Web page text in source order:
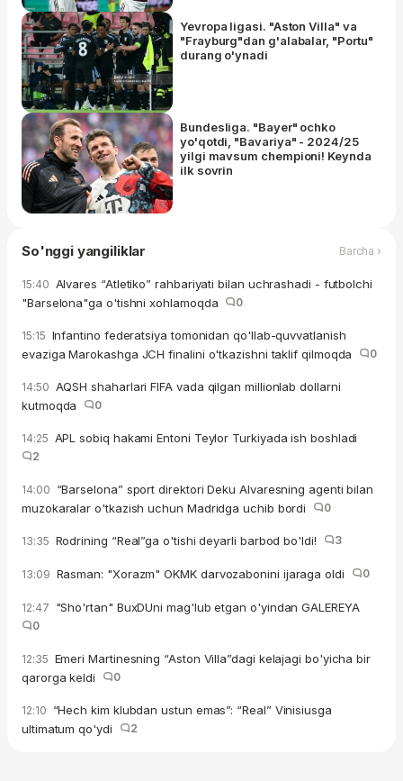
Yevropa ligasi. "Aston Villa" va
"Frayburg"dan g'alabalar, "Portu"
durang o'ynadi
Bundesliga. "Bayer" ochko
yo'qotdi, "Bavariya" - 2024/25
yilgi mavsum chempioni! Keynda
ilk sovrin
So'nggi yangiliklar Barcha ›
15:40 Alvares “Atletiko” rahbariyati bilan uchrashadi - futbolchi
"Barselona"ga o'tishni xohlamoqda
0
15:15 Infantino federatsiya tomonidan qo'llab-quvvatlanish
evaziga Marokashga JCH finalini o'tkazishni taklif qilmoqda
0
14:50 AQSH shaharlari FIFA vada qilgan millionlab dollarni
kutmoqda
0
14:25 APL sobiq hakami Entoni Teylor Turkiyada ish boshladi
2
14:00 “Barselona” sport direktori Deku Alvaresning agenti bilan
muzokaralar o'tkazish uchun Madridga uchib bordi
0
13:35 Rodrining “Real”ga o'tishi deyarli barbod bo'ldi! 3
13:09 Rasman: "Xorazm" OKMK darvozabonini ijaraga oldi 0
12:47 "Sho'rtan" BuxDUni mag'lub etgan o'yindan GALEREYA
0
12:35 Emeri Martinesning “Aston Villa”dagi kelajagi bo'yicha bir
qarorga keldi
0
12:10 “Hech kim klubdan ustun emas”: “Real” Vinisiusga
ultimatum qo'ydi
2